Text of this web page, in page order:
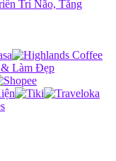
Trí Não, Tăng